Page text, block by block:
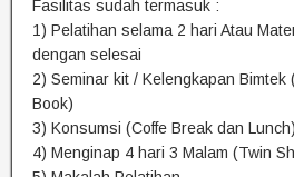
Fasilitas sudah termasuk :
1) Pelatihan selama 2 hari Atau
dengan selesai
2) Seminar kit / Kelengkapan Bimtek
Book)
3) Konsumsi (Coffe Break dan
4) Menginap 4 hari 3 Malam (Twin